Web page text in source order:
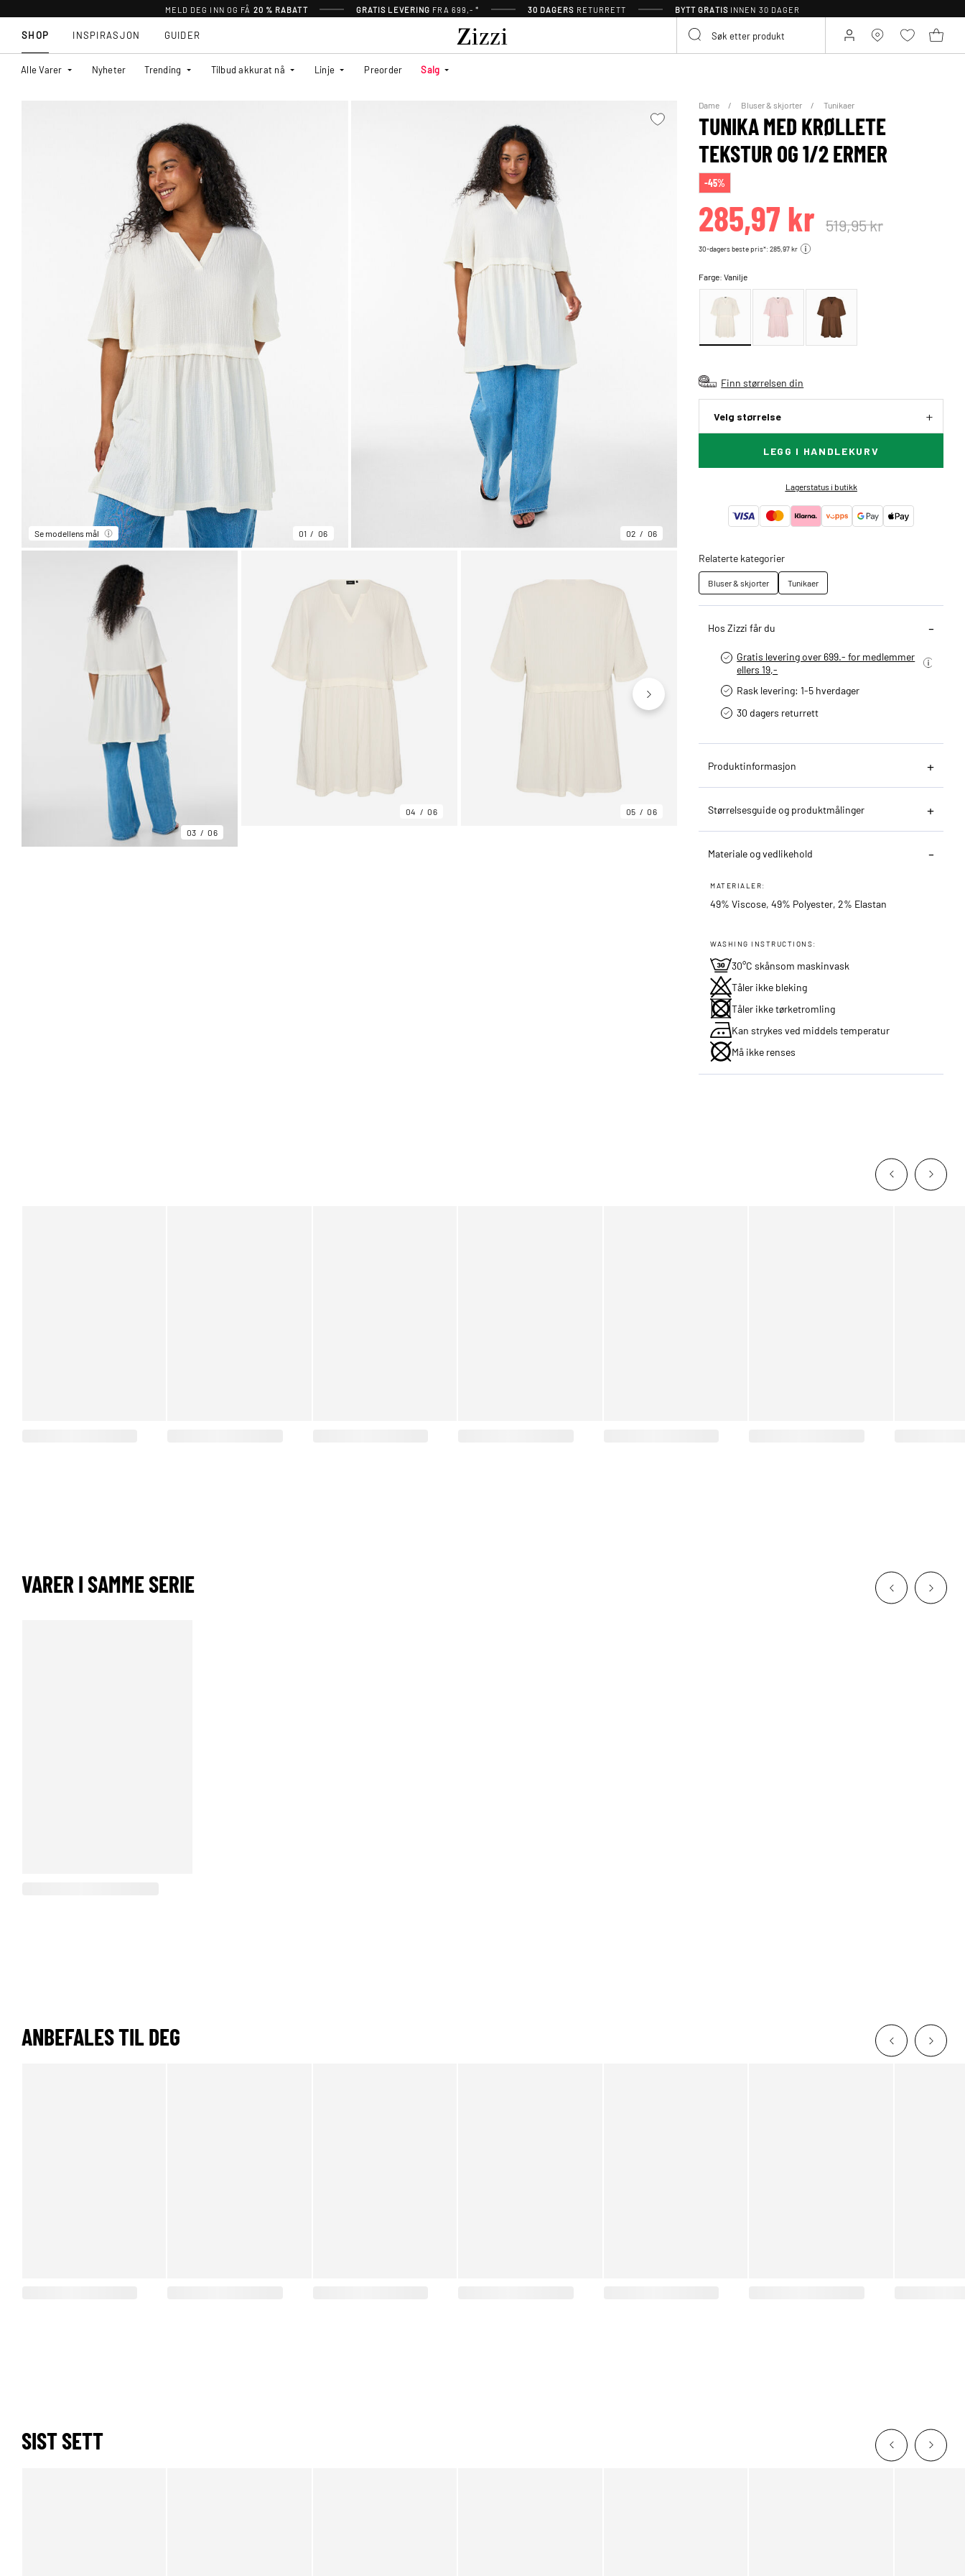
MELD DEG INN OG FÅ 20 % RABATT GRATIS LEVERING FRA 699,- * 30 DAGERS RETURRETT BYTT GRATISINNEN 30 DAGER
SHOP
Alle Varer Nyheter Trending Tilbud akkurat nå Linje Preorder Salg
INSPIRASJON GUIDER
Se modellens mål 01 06 02 06
03 06
04 06 05 06 06
Dame Bluser & skjorter Tunikaer
TUNIKA MED KRØLLETE
TEKSTUR OG 1/2 ERMER
-45%
285,97 kr 519,95 kr
30-dagers beste pris*: 285,97 kr
Farge:Vanilje
Finn størrelsen din
Velg størrelse
LEGG I HANDLEKURV
Lagerstatus i butikk
Relaterte kategorier
Bluser & skjorter Tunikaer
Hos Zizzi får du
Gratis levering over 699.- for medlemmer
ellers 19,-
Rask levering: 1-5 hverdager
30 dagers returrett
Produktinformasjon
Størrelsesguide og produktmålinger
Materiale og vedlikehold
MATERIALER:
49% Viscose, 49% Polyester, 2% Elastan
WASHING INSTRUCTIONS:
30°C skånsom maskinvask
Tåler ikke bleking
Tåler ikke tørketromling
Kan strykes ved middels temperatur
Må ikke renses
VARER I SAMME SERIE
ANBEFALES TIL DEG
SIST SETT